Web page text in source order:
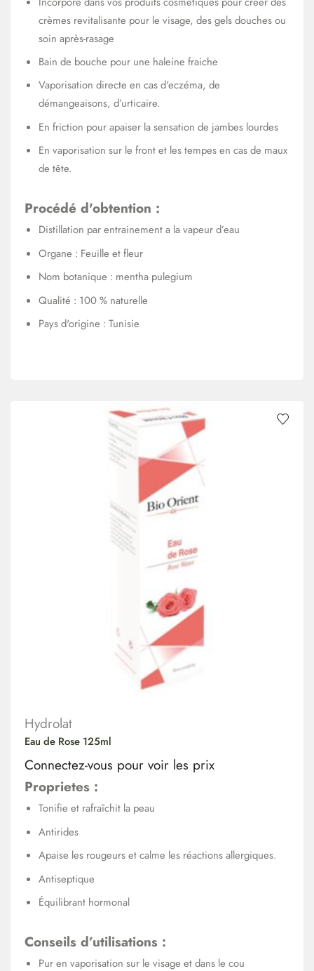
crèmes revitalisante pour le visage, des gels douches ou
soin après-rasage
Bain de bouche pour une haleine fraiche
Vaporisation directe en cas d'eczéma, de
démangeaisons, d’urticaire.
En friction pour apaiser la sensation de jambes lourdes
En vaporisation sur le front et les tempes en cas de maux
de tête.
Procédé d'obtention :
Distillation par entrainement a la vapeur d’eau
Organe : Feuille et fleur
Nom botanique : mentha pulegium
Qualité : 100 % naturelle
Pays d'origine : Tunisie
Hydrolat
Eau de Rose 125ml
Connectez-vous pour voir les prix
Proprietes :
Tonifie et rafraîchit la peau
Antirides
Apaise les rougeurs et calme les réactions allergiques.
Antiseptique
Équilibrant hormonal
Conseils d’utilisations :
Pur en vaporisation sur le visage et dans le cou